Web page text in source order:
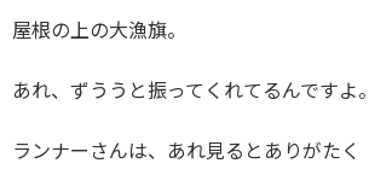
屋根の上の大漁旗。
あれ、ずううと振ってくれてるんですよ。
ランナーさんは、あれ見るとありがたく